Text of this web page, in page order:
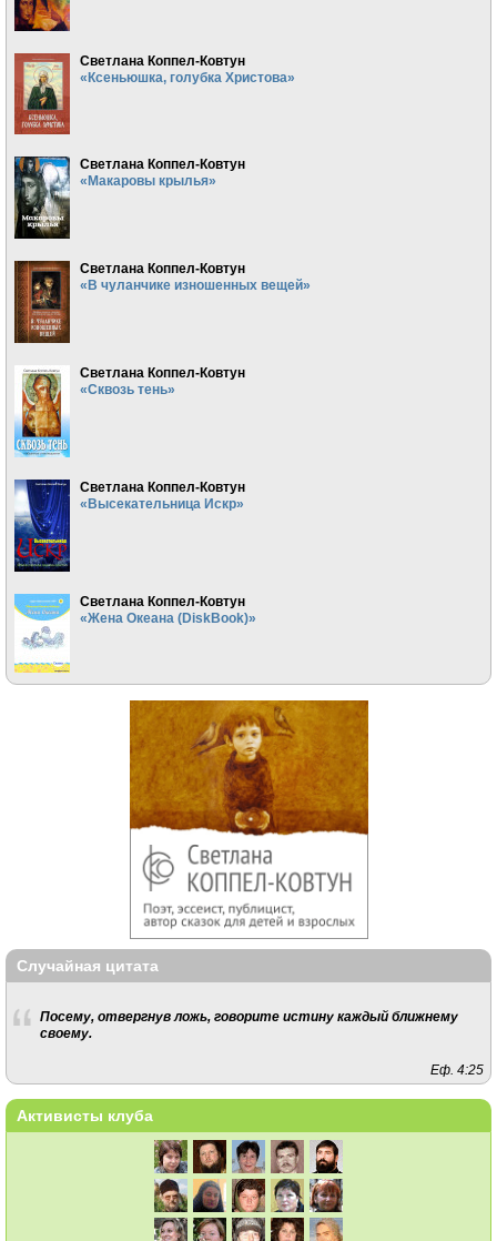
Светлана Коппел-Ковтун
«Ксеньюшка, голубка Христова»
Светлана Коппел-Ковтун
«Макаровы крылья»
Светлана Коппел-Ковтун
«В чуланчике изношенных вещей»
Светлана Коппел-Ковтун
«Сквозь тень»
Светлана Коппел-Ковтун
«Высекательница Искр»
Светлана Коппел-Ковтун
«Жена Океана (DiskBook)»
Случайная цитата
Посему, отвергнув ложь, говорите истину каждый ближнему
своему.
Еф. 4:25
Активисты клуба